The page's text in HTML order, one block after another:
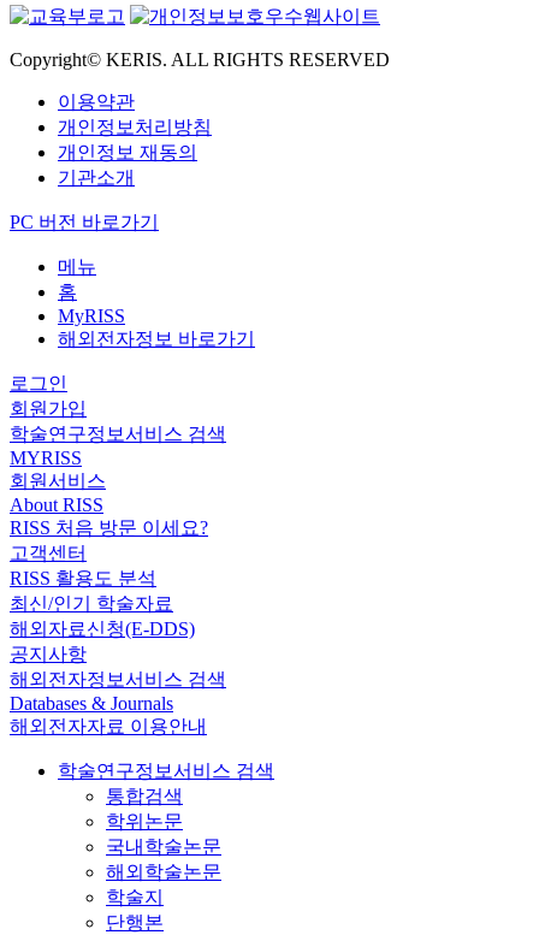
Copyright© KERIS. ALL RIGHTS RESERVED
이용약관
개인정보처리방침
개인정보 재동의
기관소개
PC 버전 바로가기
메뉴
홈
MyRISS
해외전자정보 바로가기
로그인
회원가입
학술연구정보서비스 검색
MYRISS
회원서비스
About RISS
RISS 처음 방문 이세요?
고객센터
RISS 활용도 분석
최신/인기 학술자료
해외자료신청(E-DDS)
공지사항
해외전자정보서비스 검색
Databases & Journals
해외전자자료 이용안내
학술연구정보서비스 검색
통합검색
학위논문
국내학술논문
해외학술논문
학술지
단행본